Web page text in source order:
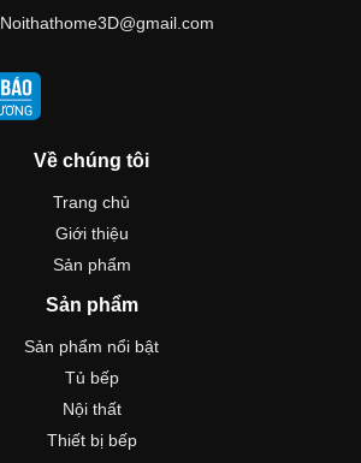
Noithathome3D@gmail.com
Về chúng tôi
Trang chủ
Giới thiệu
Sản phẩm
Sản phẩm
Sản phẩm nổi bật
Tủ bếp
Nội thất
Thiết bị bếp